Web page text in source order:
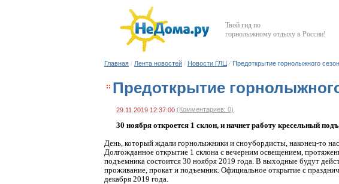
Твой гид по
горнолыжному отдыху в России!
Главная / Лента новостей / Новости ГЛЦ / Предоткрытие горнолыжного
Предоткрытие
29.11.2019 12:37:00 (Комментариев: 0)
30 ноября откроется 1 склон, и начнет работу кресельный
День, который ждали горнолыжники и сноубордисты, наконец-то
Долгожданное открытие 1 склона с вечерним освещением,
подъемника состоится 30 ноября 2019 года. В выходные будут
проживание, прокат и подъемник. Официальное открытие с
декабря 2019 года.